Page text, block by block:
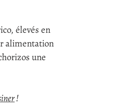
élevés en
alimentation
une
!